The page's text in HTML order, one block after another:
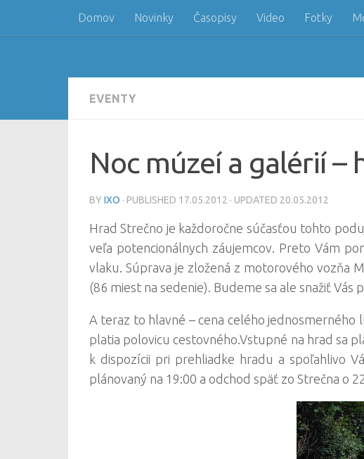
Skip to content
Domov Novinky Časopisy Video Fotky
EVENTY
Noc múzeí a galérií –
BY IXO · PUBLISHED 17.05.2012 · UPDATED 20.05.2012
Hrad Strečno je každoročne súčasťou tohto
veľa potencionálnych záujemcov. Preto Vám
vlaku. Súprava je zložená z motorového vozňa
(86 miest na sedenie). Budeme sa ale snažiť Vás
A teraz to hlavné – cena celého
platia polovicu cestovného.Vstupné na hrad sa
k dispozícii pri prehliadke hradu a spoľahlivo
plánovaný na 19:00 a odchod späť zo Strečna o